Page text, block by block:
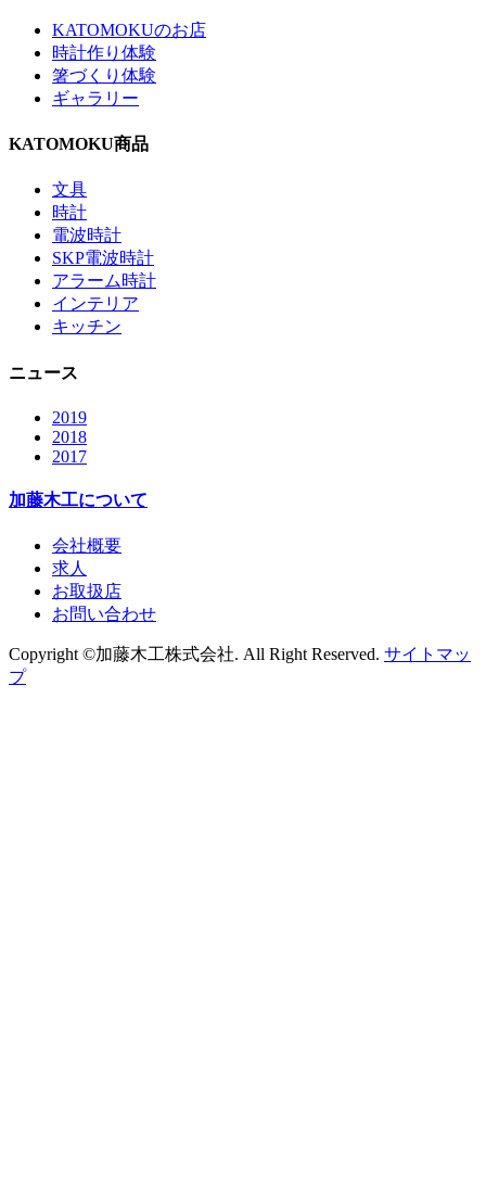
KATOMOKUのお店
時計作り体験
箸づくり体験
ギャラリー
KATOMOKU商品
文具
時計
電波時計
SKP電波時計
アラーム時計
インテリア
キッチン
ニュース
2019
2018
2017
加藤木工について
会社概要
求人
お取扱店
お問い合わせ
Copyright ©加藤木工株式会社. All Right Reserved. サイトマッ
プ